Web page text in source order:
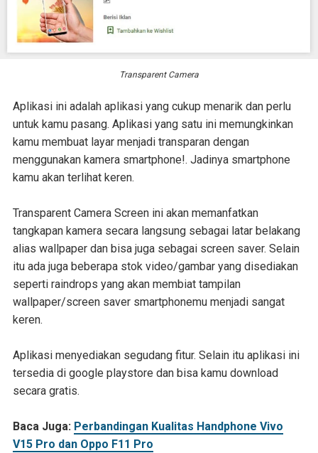
Transparent Camera
Aplikasi ini adalah aplikasi yang cukup menarik dan perlu
untuk kamu pasang. Aplikasi yang satu ini memungkinkan
kamu membuat layar menjadi transparan dengan
menggunakan kamera smartphone!. Jadinya smartphone
kamu akan terlihat keren.
Transparent Camera Screen ini akan memanfatkan
tangkapan kamera secara langsung sebagai latar belakang
alias wallpaper dan bisa juga sebagai screen saver. Selain
itu ada juga beberapa stok video/gambar yang disediakan
seperti raindrops yang akan membiat tampilan
wallpaper/screen saver smartphonemu menjadi sangat
keren.
Aplikasi menyediakan segudang fitur. Selain itu aplikasi ini
tersedia di google playstore dan bisa kamu download
secara gratis.
Baca Juga: Perbandingan Kualitas Handphone Vivo
V15 Pro dan Oppo F11 Pro